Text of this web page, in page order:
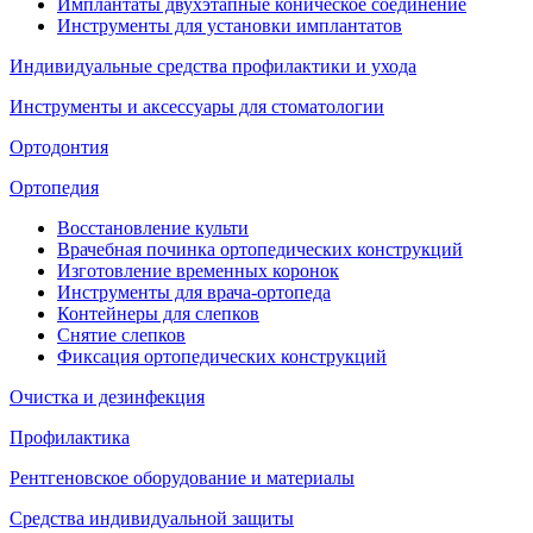
Имплантаты двухэтапные коническое соединение
Инструменты для установки имплантатов
Индивидуальные средства профилактики и ухода
Инструменты и аксессуары для стоматологии
Ортодонтия
Ортопедия
Восстановление культи
Врачебная починка ортопедических конструкций
Изготовление временных коронок
Инструменты для врача-ортопеда
Контейнеры для слепков
Снятие слепков
Фиксация ортопедических конструкций
Очистка и дезинфекция
Профилактика
Рентгеновское оборудование и материалы
Средства индивидуальной защиты